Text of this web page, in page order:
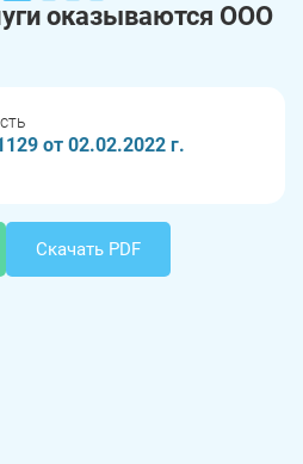
оказываются ООО
от 02.02.2022 г.
Скачать PDF